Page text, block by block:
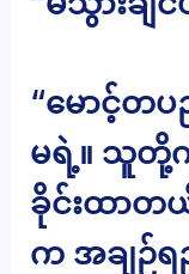
“မောင့်တ
မရဲ့။ သူတို့
ခိုင်းထာ
က အချဉ်